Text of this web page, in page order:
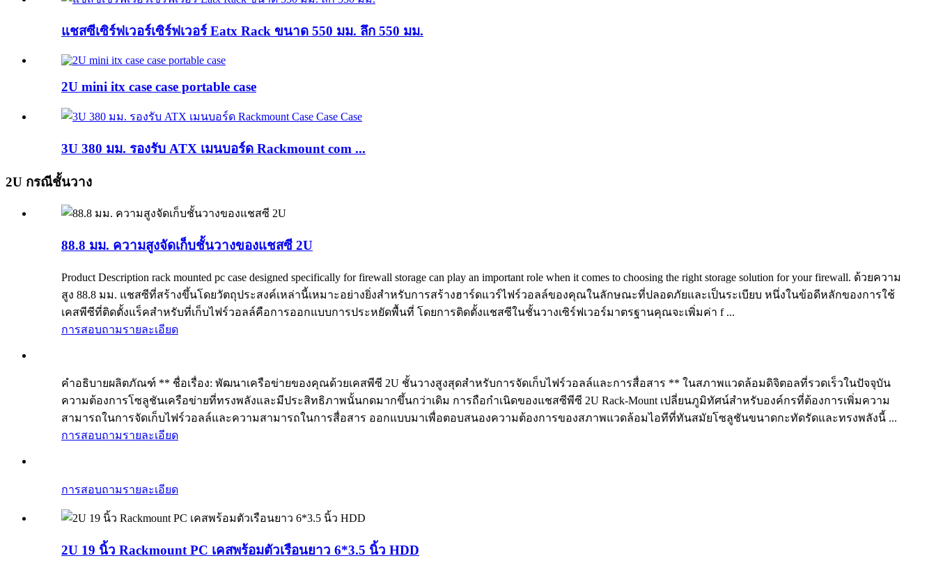
แชสซีเซิร์ฟเวอร์เซิร์ฟเวอร์ Eatx Rack ขนาด 550 มม. ลึก 550 มม.
2U mini itx case case portable case
3U 380 มม. รองรับ ATX เมนบอร์ด Rackmount com ...
2U กรณีชั้นวาง
88.8 มม. ความสูงจัดเก็บชั้นวางของแชสซี 2U
Product Description rack mounted pc case designed specifically for firewall storage can play an important role when it comes to choosing the right storage solution for your firewall. ด้วยความ
สูง 88.8 มม. แชสซีที่สร้างขึ้นโดยวัตถุประสงค์เหล่านี้เหมาะอย่างยิ่งสำหรับการสร้างฮาร์ดแวร์ไฟร์วอลล์ของคุณในลักษณะที่ปลอดภัยและเป็นระเบียบ หนึ่งในข้อดีหลักของการใช้
เคสพีซีที่ติดตั้งแร็คสำหรับที่เก็บไฟร์วอลล์คือการออกแบบการประหยัดพื้นที่ โดยการติดตั้งแชสซีในชั้นวางเซิร์ฟเวอร์มาตรฐานคุณจะเพิ่มค่า f ...
การสอบถามรายละเอียด
คำอธิบายผลิตภัณฑ์ ** ชื่อเรื่อง: พัฒนาเครือข่ายของคุณด้วยเคสพีซี 2U ชั้นวางสูงสุดสำหรับการจัดเก็บไฟร์วอลล์และการสื่อสาร ** ในสภาพแวดล้อมดิจิตอลที่รวดเร็วในปัจจุบัน
ความต้องการโซลูชันเครือข่ายที่ทรงพลังและมีประสิทธิภาพนั้นกดมากขึ้นกว่าเดิม การถือกำเนิดของแชสซีพีซี 2U Rack-Mount เปลี่ยนภูมิทัศน์สำหรับองค์กรที่ต้องการเพิ่มความ
สามารถในการจัดเก็บไฟร์วอลล์และความสามารถในการสื่อสาร ออกแบบมาเพื่อตอบสนองความต้องการของสภาพแวดล้อมไอทีที่ทันสมัยโซลูชันขนาดกะทัดรัดและทรงพลังนี้ ...
การสอบถามรายละเอียด
การสอบถามรายละเอียด
2U 19 นิ้ว Rackmount PC เคสพร้อมตัวเรือนยาว 6*3.5 นิ้ว HDD